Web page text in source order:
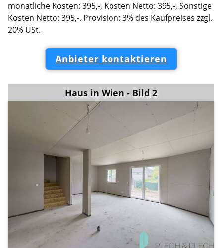
monatliche Kosten: 395,-, Kosten Netto: 395,-, Sonstige
Kosten Netto: 395,-. Provision: 3% des Kaufpreises zzgl.
20% USt.
Anbieter kontaktieren
Haus in Wien - Bild 2